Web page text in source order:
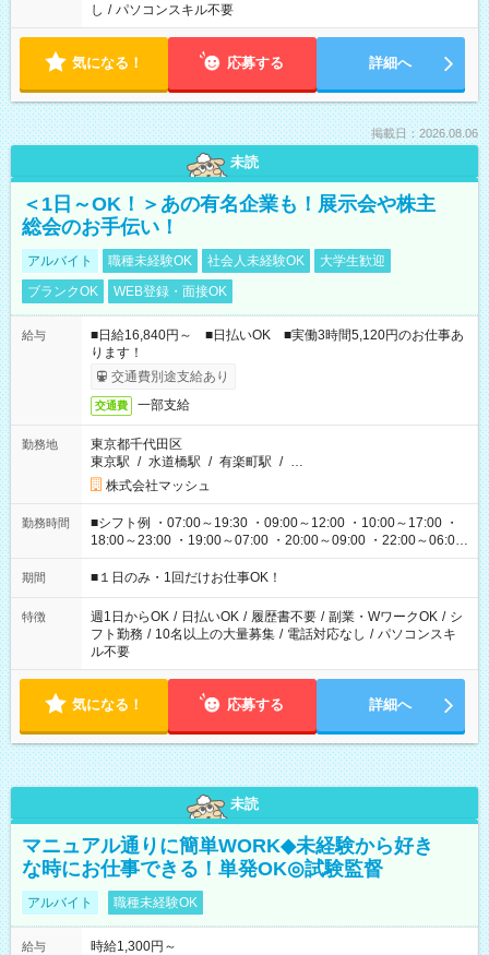
し / パソコンスキル不要
気になる！ 応募する 詳細へ
掲載日：2026.08.06
未読
＜1日～OK！＞あの有名企業も！展示会や株主
総会のお手伝い！
アルバイト 職種未経験OK 社会人未経験OK
大学生歓迎
ブランクOK
WEB登録・面接OK
給与
■日給16,840円～ ■日払いOK ■実働3時間5,120円のお仕事あ
ります！
交通費別途支給あり
交通費 一部支給
勤務地
東京都千代田区
東京駅 / 水道橋駅 / 有楽町駅 / …
株式会社マッシュ
勤務時間
■シフト例 ・07:00～19:30 ・09:00～12:00 ・10:00～17:00 ・
18:00～23:00 ・19:00～07:00 ・20:00～09:00 ・22:00～06:00
etc ★最短で3時間で5,120円のお仕事から 15時間で2万円近く稼
げるお仕事も！ ご希望のお時間に合わせてご紹介！ ※シフトは
ください！
期間 ■１日のみ・1回だけお仕事OK！
特徴 週1日からOK / 日払いOK / 履歴書不要 / 副業・WワークOK / シ
フト勤務 / 10名以上の大量募集 / 電話対応なし / パソコンスキ
ル不要
気になる！ 応募する 詳細へ
未読
マニュアル通りに簡単WORK◆未経験から好き
な時にお仕事できる！単発OK◎試験監督
アルバイト 職種未経験OK
給与
時給1,300円～